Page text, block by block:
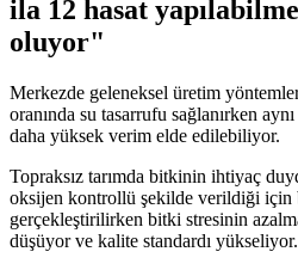
ila 12 hasat
oluyor"
Merkezde geleneksel üretim
oranında su tasarrufu sağlanırken
daha yüksek verim elde edilebiliyor.
Topraksız tarımda bitkinin ihtiyaç
oksijen kontrollü şekilde verildiği için
gerçekleştirilirken bitki stresinin
düşüyor ve kalite standardı yükseliyor.